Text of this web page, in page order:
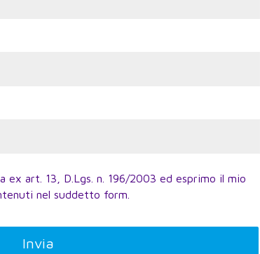
ex art. 13, D.Lgs. n. 196/2003 ed esprimo il mio
nel suddetto form.